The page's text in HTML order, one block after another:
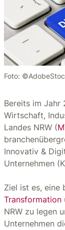
Foto:
Bereits im Jahr
Wirtschaft,
Landes NRW (
Innovativ &
Unternehmen
Ziel ist es, eine
Transformation
NRW zu legen
Unternehmen